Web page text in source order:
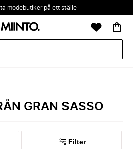
modebutiker på ett ställe
GRAN SASSO
Filter